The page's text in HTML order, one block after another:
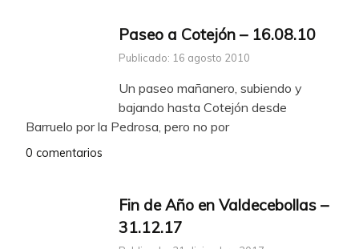
Paseo a Cotejón – 16.08.10
Publicado: 16 agosto 2010
Un paseo mañanero, subiendo y
bajando hasta Cotejón desde
Barruelo por la Pedrosa, pero no por
0 comentarios
Fin de Año en Valdecebollas –
31.12.17